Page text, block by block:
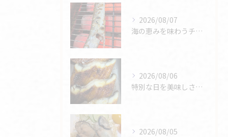
2026/08/07
海の恵みを味わうチャンス🌊
2026/08/06
特別な日を美味しさで彩ろう🎉
2026/08/05